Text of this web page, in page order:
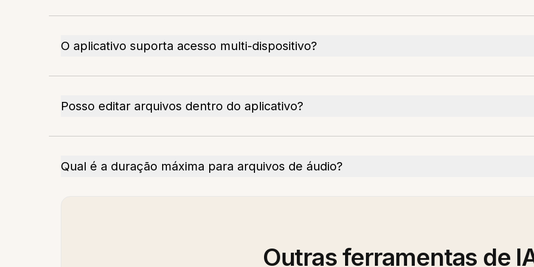
O aplicativo suporta acesso multi-dispositivo?
Posso editar arquivos dentro do aplicativo?
Qual é a duração máxima para arquivos de áudio?
Outras ferramentas de